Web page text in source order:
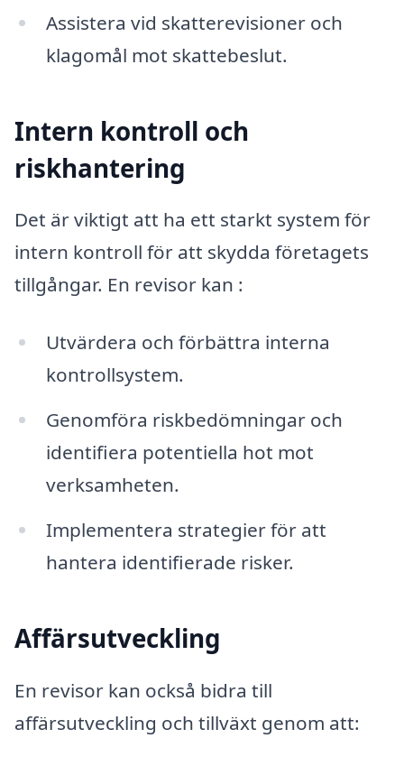
Assistera vid skatterevisioner och
klagomål mot skattebeslut.
Intern kontroll och
riskhantering
Det är viktigt att ha ett starkt system för
intern kontroll för att skydda företagets
tillgångar. En revisor kan :
Utvärdera och förbättra interna
kontrollsystem.
Genomföra riskbedömningar och
identifiera potentiella hot mot
verksamheten.
Implementera strategier för att
hantera identifierade risker.
Affärsutveckling
En revisor kan också bidra till
affärsutveckling och tillväxt genom att: